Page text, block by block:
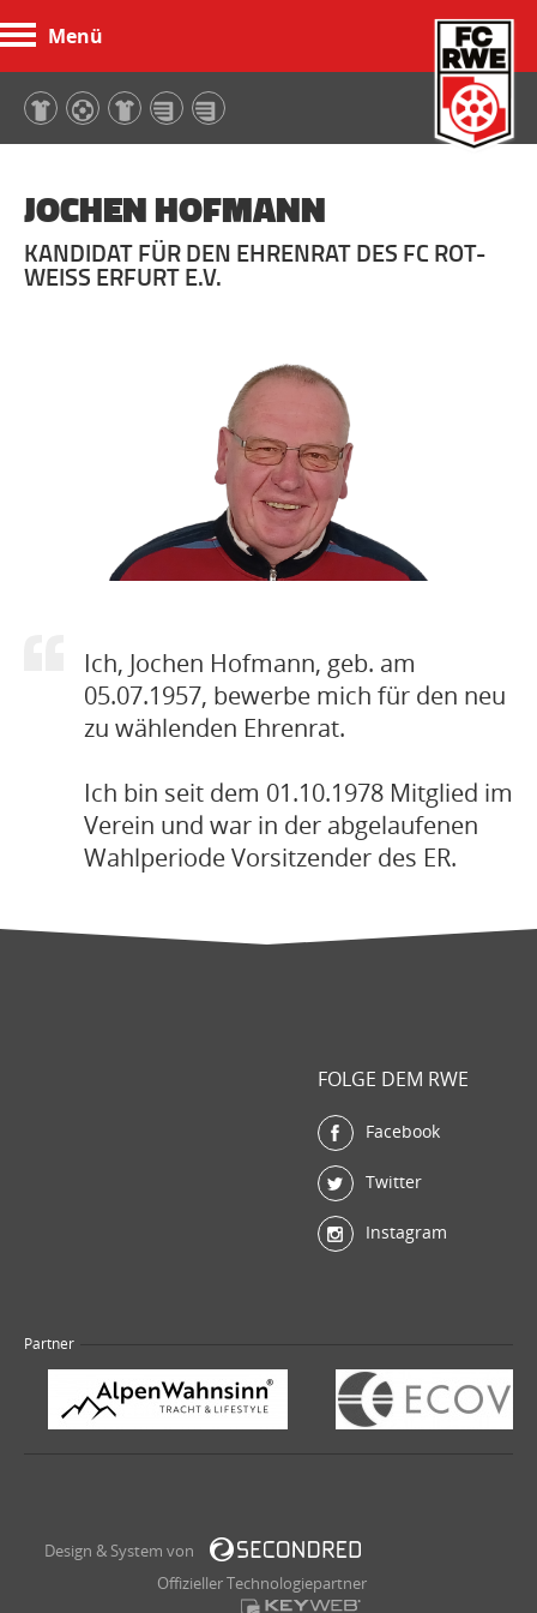
Menü
JOCHEN HOFMANN
KANDIDAT FÜR DEN EHRENRAT DES FC ROT-
WEISS ERFURT E.V.
Ich, Jochen Hofmann, geb. am
05.07.1957, bewerbe mich für den neu
zu wählenden Ehrenrat.
Ich bin seit dem 01.10.1978 Mitglied im
Verein und war in der abgelaufenen
Wahlperiode Vorsitzender des ER.
FOLGE DEM RWE
Facebook
Twitter
Instagram
Partner
Design & System von
Offizieller Technologiepartner